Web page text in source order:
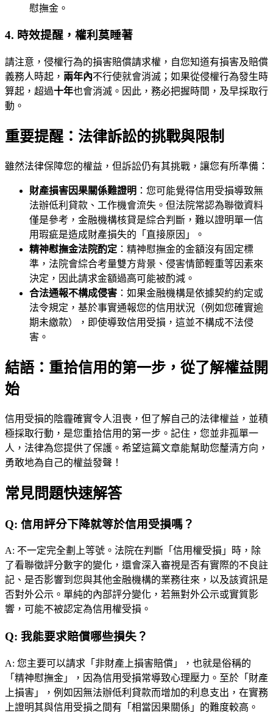
慰撫金。
4. 時效提醒，權利莫睡著
請注意，侵權行為的損害賠償請求權，自您知道有損害及賠償
義務人時起， 兩年內不行使就會消滅；如果從侵權行為發生時
算起，超過十年也會消滅。因此，務必把握時間，及早採取行
動。
重要提醒：法律訴訟的挑戰與限制
雖然法律保障您的權益，但訴訟仍有其挑戰，讓您有所準備：
財產損害因果關係難證明 ：您可能覺得信用受損導致無
法辦低利貸款、工作機會流失。但法院常認為聯徵資料
僅是參考，金融機構核貸是綜合判斷，難以證明單一信
用瑕疵是造成財產損失的「直接原因」。
精神慰撫金法院酌定 ：精神慰撫金的金額沒有固定標
準，法院會綜合考量雙方背景、侵害情節輕重等因素來
決定，因此請求金額過高可能被酌減。
合法通報不構成侵害 ：如果金融機構是依據契約約定或
法令規定，基於事實通報您的信用狀況（例如您確實逾
期未繳款），即使導致信用受損，這並不構成不法侵
害。
結語：重拾信用的第一步，從了解權益開
始
信用受損的陰霾確實令人沮喪，但了解自己的法律權益，並積
極採取行動，是您重拾信用的第一步。記住，您並非孤單一
人，法律為您提供了保護。希望這篇文章能幫助您釐清方向，
勇敢地為自己的權益發聲！
常見問題快速解答
Q: 信用評分下降就等於信用受損嗎？
A: 不一定完全劃上等號。法院在判斷「信用權受損」時，除
了看聯徵評分數字的變化，還會深入審視是否有實際的不良註
記、是否影響到您與其他金融機構的業務往來，以及該資訊是
否對外公示。單純的內部評分變化，若無對外公示或實質影
響，可能不被認定為信用權受損。
Q: 我能要求賠償哪些損失？
A: 您主要可以請求「非財產上損害賠償」，也就是俗稱的
「精神慰撫金」，因為信用受損常導致心理壓力。至於「財產
上損害」，例如因無法辦低利貸款而增加的利息支出，在實務
上證明其與信用受損之間有「相當因果關係」的難度較高。